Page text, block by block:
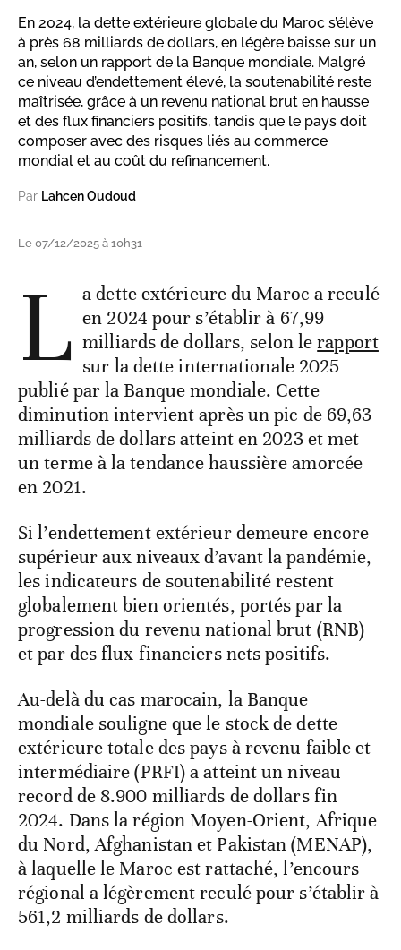
En 2024, la dette extérieure globale du Maroc s’élève
à près 68 milliards de dollars, en légère baisse sur un
an, selon un rapport de la Banque mondiale. Malgré
ce niveau d’endettement élevé, la soutenabilité reste
maîtrisée, grâce à un revenu national brut en hausse
et des flux financiers positifs, tandis que le pays doit
composer avec des risques liés au commerce
mondial et au coût du refinancement.
Par Lahcen Oudoud
Le 07/12/2025 à 10h31
L a dette extérieure du Maroc a reculé
en 2024 pour s’établir à 67,99
milliards de dollars, selon lerapport
sur la dette internationale 2025
publié par la Banque mondiale. Cette
diminution intervient après un pic de 69,63
milliards de dollars atteint en 2023 et met
un terme à la tendance haussière amorcée
en 2021.
Si l’endettement extérieur demeure encore
supérieur aux niveaux d’avant la pandémie,
les indicateurs de soutenabilité restent
globalement bien orientés, portés par la
progression du revenu national brut (RNB)
et par des flux financiers nets positifs.
Au-delà du cas marocain, la Banque
mondiale souligne que le stock de dette
extérieure totale des pays à revenu faible et
intermédiaire (PRFI) a atteint un niveau
record de 8.900 milliards de dollars fin
2024. Dans la région Moyen-Orient, Afrique
du Nord, Afghanistan et Pakistan (MENAP),
à laquelle le Maroc est rattaché, l’encours
régional a légèrement reculé pour s’établir à
561,2 milliards de dollars.